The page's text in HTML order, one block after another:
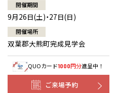
開催期間
9月26日(土)・27日(日)
開催場所
双葉郡大熊町完成見学会
QUOカード1000円分進呈中！
ご来場予約